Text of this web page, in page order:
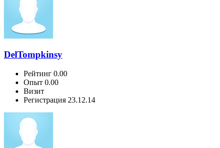
DelTompkinsy
Рейтинг 0.00
Опыт 0.00
Визит
Регистрация 23.12.14